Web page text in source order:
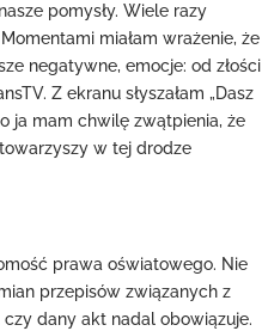
pomysły. Wiele razy
miałam wrażenie, że
negatywne, emocje: od złości
Z ekranu słyszałam „Dasz
ja mam chwilę zwątpienia, że
w tej drodze
prawa oświatowego. Nie
przepisów związanych z
dany akt nadal obowiązuje.